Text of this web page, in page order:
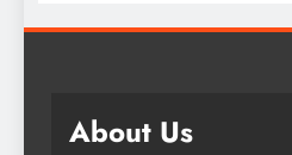
About Us